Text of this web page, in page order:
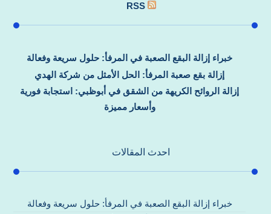
RSS
خبراء إزالة البقع الصعبة في المرفأ: حلول سريعة وفعالة
إزالة بقع صعبة المرفأ: الحل الأمثل من شركة الهدي
إزالة الروائح الكريهة من الشقق في أبوظبي: استجابة فورية
وأسعار مميزة
احدث المقالات
خبراء إزالة البقع الصعبة في المرفأ: حلول سريعة وفعالة